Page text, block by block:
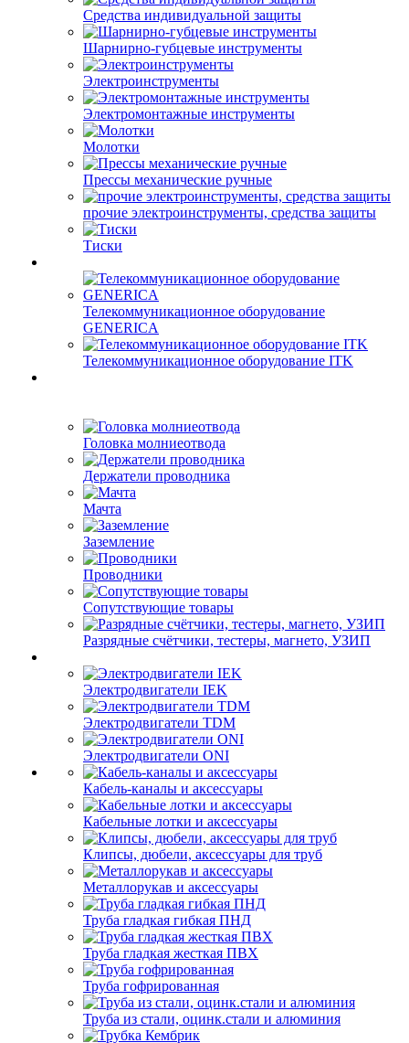
Средства индивидуальной защиты
Шарнирно-губцевые инструменты
Электроинструменты
Электромонтажные инструменты
Молотки
Прессы механические ручные
прочие электроинструменты, средства защиты
Тиски
Телекоммуникационное оборудование
GENERICA
Телекоммуникационное оборудование ITK
Головка молниеотвода
Держатели проводника
Мачта
Заземление
Проводники
Сопутствующие товары
Разрядные счётчики, тестеры, магнето, УЗИП
Электродвигатели IEK
Электродвигатели TDM
Электродвигатели ONI
Кабель-каналы и аксессуары
Кабельные лотки и аксессуары
Клипсы, дюбели, аксессуары для труб
Металлорукав и аксессуары
Труба гладкая гибкая ПНД
Труба гладкая жесткая ПВХ
Труба гофрированная
Труба из стали, оцинк.стали и алюминия